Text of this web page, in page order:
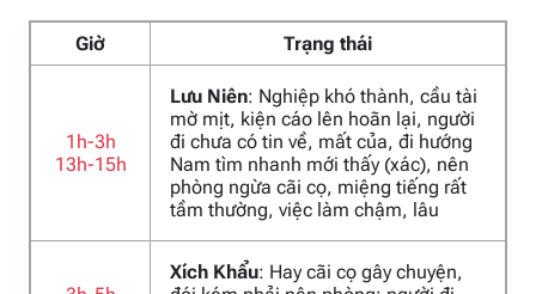
Giờ Trạng thái
1h-3h
13h-15h
Lưu Niên: Nghiệp khó thành, cầu tài
mờ mịt, kiện cáo lên hoãn lại, người
đi chưa có tin về, mất của, đi hướng
Nam tìm nhanh mới thấy (xác), nên
phòng ngừa cãi cọ, miệng tiếng rất
tầm thường, việc làm chậm, lâu
Xích Khẩu: Hay cãi cọ gây chuyện,